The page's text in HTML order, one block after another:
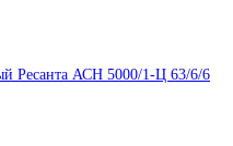
Ресанта АСН 5000/1-Ц 63/6/6